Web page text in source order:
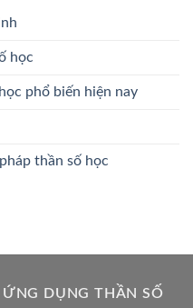
học
phổ biến hiện nay
thần số học
DỤNG THẦN SỐ